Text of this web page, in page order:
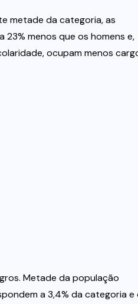
metade da categoria, as
23% menos que os homens e,
ocupam menos
Metade da população
a 3,4% da categoria e